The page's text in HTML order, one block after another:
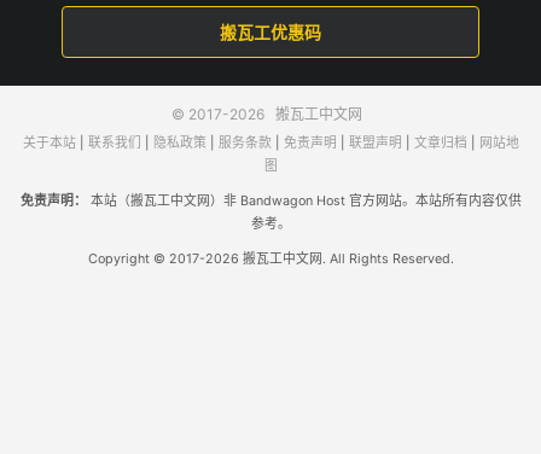
搬瓦工优惠码
© 2017-2026 搬瓦工中文网
关于本站| 联系我们 隐私政策 服务条款 免责声明 联盟声明 文章归档
网站地
图
免责声明：
本站（搬瓦工中文网）非 Bandwagon Host 官方网站。本站所有内容仅供
参考。
Copyright © 2017-2026 搬瓦工中文网. All Rights Reserved.